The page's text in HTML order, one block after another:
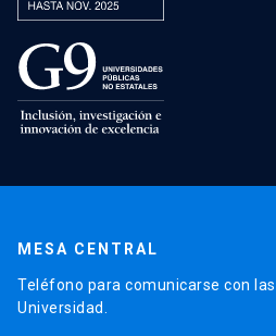
MESA CENTRAL
Teléfono para comunicarse con
Universidad.